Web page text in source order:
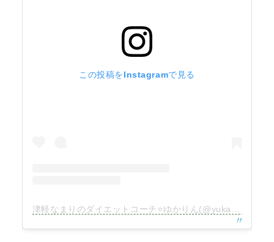
この投稿をInstagramで見る